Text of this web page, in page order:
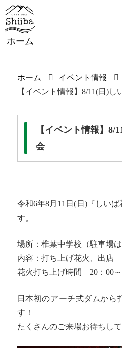
ホーム
ホーム
イベント情報
【イベント情報】8/11(日)し
【イベント情報】8/
会
令和6年8月11日(日)『しい
す。
場所：椎葉中学校（駐車場は
内容：打ち上げ花火、出店
花火打ち上げ時間 20：00～
日本初のアーチ式ダムから
す！
たくさんのご来場お待ちし